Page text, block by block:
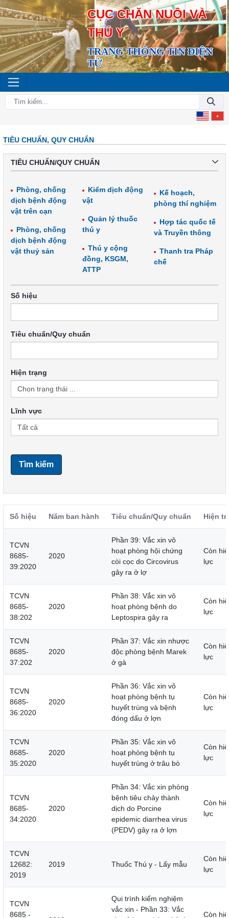
CỤC CHĂN NUÔI VÀ
THÚ Y
TRANG THÔNG TIN ĐIỆN
TỬ
TIÊU CHUẨN, QUY CHUẨN
TIÊU CHUẨN/QUY CHUẨN
Phòng, chống
dịch bệnh động
vật trên cạn
Phòng, chống
dịch bệnh động
vật thuỷ sản
Kiểm dịch động
vật
Quản lý thuốc
thú y
Thú y cộng
đồng, KSGM,
ATTP
Kế hoạch,
phòng thí nghiệm
Hợp tác quốc tế
và Truyền thông
Thanh tra Pháp
chế
Số hiệu
Tiêu chuẩn/Quy chuẩn
Hiện trạng
Lĩnh vực
Tìm kiếm
Số hiệu Năm ban hành Tiêu chuẩn/Quy chuẩn Hiện
TCVN
8685-
39:2020
2020
Phần 39: Vắc xin vô
hoạt phòng hội chứng
còi cọc do Circovirus
gây ra ở lợ
Còn
lực
TCVN
8685-
38:202
2020
Phần 38: Vắc xin vô
hoạt phòng bệnh do
Leptospira gây ra
Còn
lực
TCVN
8685-
37:202
2020
Phần 37: Vắc xin nhược
độc phòng bệnh Marek
ở gà
Còn
lực
TCVN
8685-
36:2020
2020
Phần 36: Vắc xin vô
hoạt phòng bệnh tụ
huyết trùng và bệnh
đóng dấu ở lợn
Còn
lực
TCVN
8685-
35:2020
2020
Phần 35: Vắc xin vô
hoạt phòng bệnh tụ
huyết trùng ở trâu bò
Còn
lực
TCVN
8685-
34:2020
2020
Phần 34: Vắc xin phòng
bệnh tiêu chảy thành
dịch do Porcine
epidemic diarrhea virus
(PEDV) gây ra ở lợn
Còn
lực
TCVN
12682:
2019
2019 Thuốc Thú y - Lấy mẫu
Còn
lực
TCVN
8685 -
Qui trình kiểm nghiệm
vắc xin - Phần 33: Vắc
Còn